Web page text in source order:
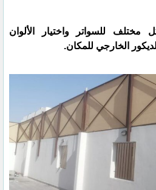
للسواتر واختيار الألوان
الخارجي للمكان.